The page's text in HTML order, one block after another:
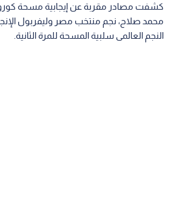
كشفت مصادر مقربة عن إيجابية مسحة كورونا
محمد صلاح، نجم منتخب مصر وليفربول
النجم العالمى سلبية المسحة للمرة الثانية.